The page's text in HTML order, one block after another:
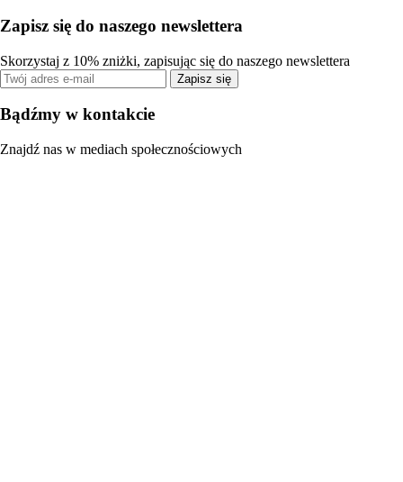
Zapisz się do naszego newslettera
Skorzystaj z 10% zniżki, zapisując się do naszego newslettera
Zapisz się
Bądźmy w kontakcie
Znajdź nas w mediach społecznościowych